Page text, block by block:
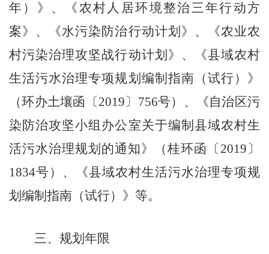
年）》、《农村人居环境整治三年行动方
案》、《水污染防治行动计划》、《农业农
村污染治理攻坚战行动计划》、《县域农村
生活污水治理专项规划编制指南（试行）》
（环办土壤函〔2019〕 756号）、《自治区污
染防治攻坚小组办公室关于编制县域农村生
活污水治理规划的通知》（桂环函〔 2019 〕
1834号）、《县域农村生活污水治理专项规
划编制指南（试行）》等。
三、规划年限